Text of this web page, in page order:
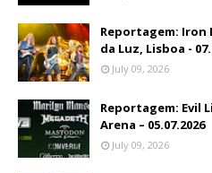
Reportagem: Iron
da Luz, Lisboa -
July 09, 2026
Reportagem: Evil
Arena – 05.07.2026
July 09, 2026